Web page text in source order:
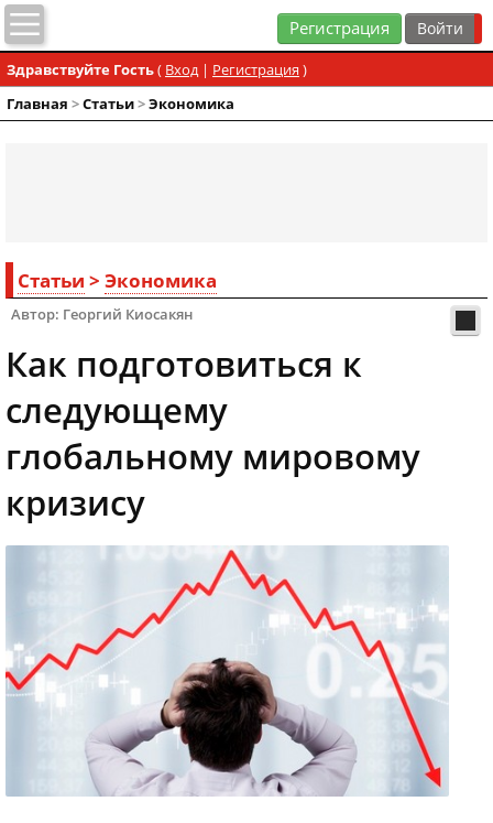
Регистрация
Здравствуйте Гость( Вход| Регистрация )
Главная >Статьи>Экономика
Статьи > Экономика
Автор: Георгий Киосакян
Как подготовиться к
следующему
глобальному мировому
кризису